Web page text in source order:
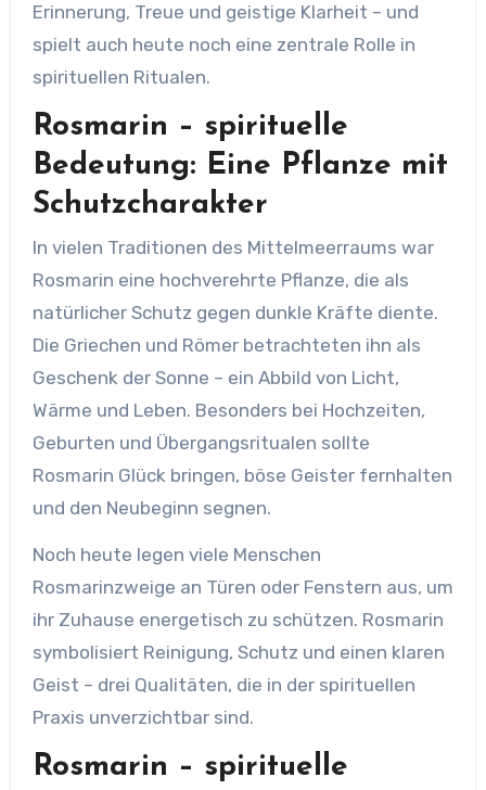
Erinnerung, Treue und geistige Klarheit – und
spielt auch heute noch eine zentrale Rolle in
spirituellen Ritualen.
Rosmarin – spirituelle
Bedeutung: Eine Pflanze mit
Schutzcharakter
In vielen Traditionen des Mittelmeerraums war
Rosmarin eine hochverehrte Pflanze, die als
natürlicher Schutz gegen dunkle Kräfte diente.
Die Griechen und Römer betrachteten ihn als
Geschenk der Sonne – ein Abbild von Licht,
Wärme und Leben. Besonders bei Hochzeiten,
Geburten und Übergangsritualen sollte
Rosmarin Glück bringen, böse Geister fernhalten
und den Neubeginn segnen.
Noch heute legen viele Menschen
Rosmarinzweige an Türen oder Fenstern aus, um
ihr Zuhause energetisch zu schützen. Rosmarin
symbolisiert Reinigung, Schutz und einen klaren
Geist – drei Qualitäten, die in der spirituellen
Praxis unverzichtbar sind.
Rosmarin – spirituelle